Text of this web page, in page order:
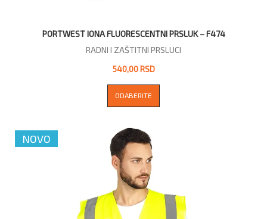
PORTWEST IONA FLUORESCENTNI PRSLUK – F474
RADNI I ZAŠTITNI PRSLUCI
540,00 RSD
ODABERITE
NOVO